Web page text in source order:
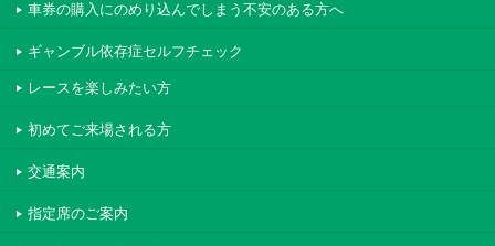
車券の購入にのめり込んでしまう不安のある方へ
ギャンブル依存症セルフチェック
レースを楽しみたい方
初めてご来場される方
交通案内
指定席のご案内